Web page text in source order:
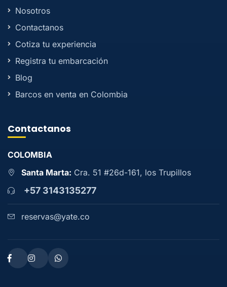
Nosotros
Contactanos
Cotiza tu experiencia
Registra tu embarcación
Blog
Barcos en venta en Colombia
Contactanos
COLOMBIA
Santa Marta: Cra. 51 #26d-161, los Trupillos
+57 3143135277
reservas@yate.co